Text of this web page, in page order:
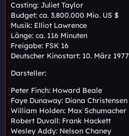
Casting: Juliet Taylor
Budget: ca. 3.800.000 Mio. US $
Musik: Elliot Lawrence
Länge: ca. 116 Minuten
Freigabe: FSK 16
Deutscher Kinostart: 10. März 1977
Darsteller:
Peter Finch: Howard Beale
Faye Dunaway: Diana Christensen
William Holden: Max Schumacher
Robert Duvall: Frank Hackett
Wesley Addy: Nelson Chaney